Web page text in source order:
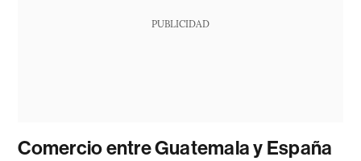
PUBLICIDAD
Comercio entre Guatemala y España